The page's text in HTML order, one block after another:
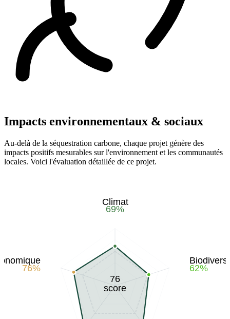
Impacts environnementaux & sociaux
Au-delà de la séquestration carbone, chaque projet génère des
impacts positifs mesurables sur l'environnement et les communautés
locales. Voici l'évaluation détaillée de ce projet.
Climat
69%
62%
76%
76
score